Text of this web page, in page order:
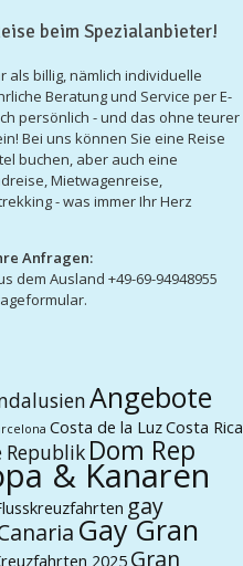
beim Spezialanbieter!
als billig, nämlich individuelle
Beratung und Service per E-
persönlich - und das ohne teurer
Bei uns können Sie eine Reise
buchen, aber auch eine
Mietwagenreise,
- was immer Ihr Herz
Anfragen:
dem Ausland +49-69-94948955
Angebote
Costa de la LuzCosta Rica
Republik Dom Rep
& Kanaren
gay
Gay Gran
2025 Gran